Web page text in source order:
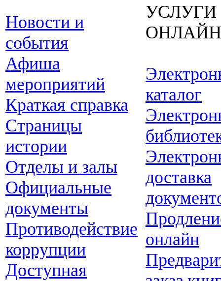
Новости и
события
Афиша
мероприятий
Краткая справка
Страницы
истории
Отделы и залы
Официальные
документы
Противодействие
коррупции
Доступная
УСЛУГИ
ОНЛАЙН
каталог
доставка
онлайн